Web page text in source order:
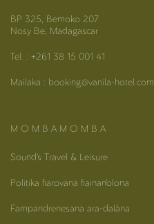
BP 325, Bemoko 207
Nosy Be, Madagascar
Tel. : +261 38 15 001 41
Mailaka : booking@vanila-hotel.com
M O M B A M O M B A
Sound’s Travel & Leisure
Politika fiarovana fiainan’olona
Fampandrenesana ara-dalàna